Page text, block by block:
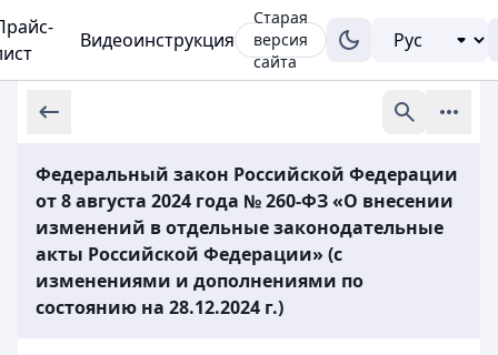
Видеоинструкция
Старая
версия
сайта
Федеральный закон Российской Федерации
от 8 августа 2024 года № 260-ФЗ «О внесении
изменений в отдельные законодательные
акты Российской Федерации» (с
изменениями и дополнениями по
состоянию на 28.12.2024 г.)